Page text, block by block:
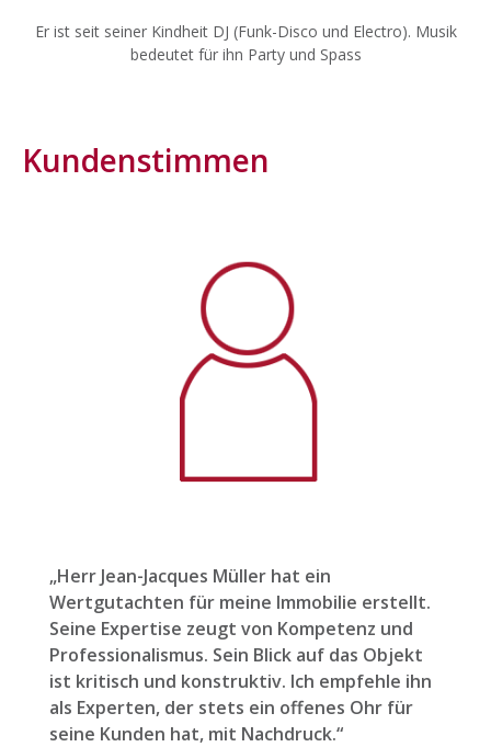
Er ist seit seiner Kindheit DJ (Funk-Disco und Electro). Musik
bedeutet für ihn Party und Spass
Kundenstimmen
„Für mich ist er ein professioneller Makler,
der gut zuhört und hervorragende und
menschliche Ratschläge gibt. Ich war so
zufrieden mit ihm, dass ich ihn erneut bei
einem Hausverkauf beauftragt habe. Jean-
Jacques Müller, meine Familie und ich danken
Ihnen.“